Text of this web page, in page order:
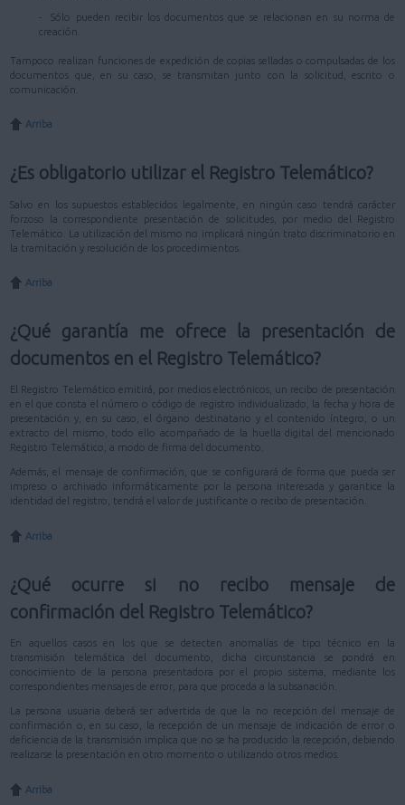
- Sólo pueden recibir los documentos que se relacionan en su norma de
creación.
Tampoco realizan funciones de expedición de copias selladas o compulsadas de los
documentos que, en su caso, se transmitan junto con la solicitud, escrito o
comunicación.
Arriba
¿Es obligatorio utilizar el Registro Telemático?
Salvo en los supuestos establecidos legalmente, en ningún caso tendrá carácter
forzoso la correspondiente presentación de solicitudes, por medio del Registro
Telemático. La utilización del mismo no implicará ningún trato discriminatorio en
la tramitación y resolución de los procedimientos.
Arriba
¿Qué garantía me ofrece la presentación de
documentos en el Registro Telemático?
El Registro Telemático emitirá, por medios electrónicos, un recibo de presentación
en el que consta el número o código de registro individualizado, la fecha y hora de
presentación y, en su caso, el órgano destinatario y el contenido íntegro, o un
extracto del mismo, todo ello acompañado de la huella digital del mencionado
Registro Telemático, a modo de firma del documento.
Además, el mensaje de confirmación, que se configurará de forma que pueda ser
impreso o archivado informáticamente por la persona interesada y garantice la
identidad del registro, tendrá el valor de justificante o recibo de presentación.
Arriba
¿Qué ocurre si no recibo mensaje de
confirmación del Registro Telemático?
En aquellos casos en los que se detecten anomalías de tipo técnico en la
transmisión telemática del documento, dicha circunstancia se pondrá en
conocimiento de la persona presentadora por el propio sistema, mediante los
correspondientes mensajes de error, para que proceda a la subsanación.
La persona usuaria deberá ser advertida de que la no recepción del mensaje de
confirmación o, en su caso, la recepción de un mensaje de indicación de error o
deficiencia de la transmisión implica que no se ha producido la recepción, debiendo
realizarse la presentación en otro momento o utilizando otros medios.
Arriba